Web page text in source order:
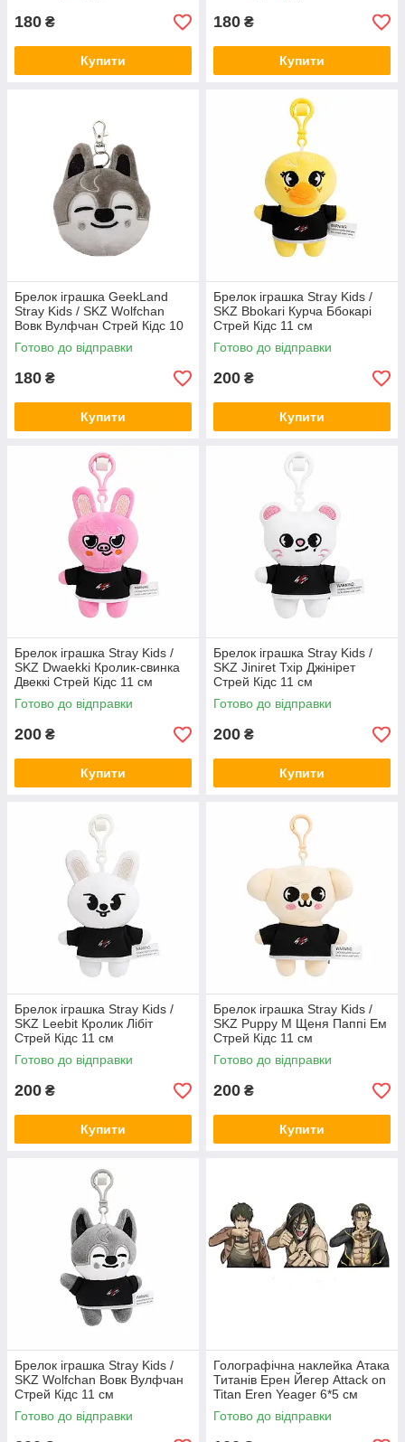
180 ₴
Купити
180 ₴
Купити
Брелок іграшка GeekLand
Stray Kids / SKZ Wolfchan
Вовк Вулфчан Стрей Кідс 10
см G SKZ04
Готово до відправки
180 ₴
Купити
Брелок іграшка Stray Kids /
SKZ Bbokari Курча Ббокарі
Стрей Кідс 11 см
Готово до відправки
200 ₴
Купити
Брелок іграшка Stray Kids /
SKZ Dwaekki Кролик-свинка
Двеккі Стрей Кідс 11 см
Готово до відправки
200 ₴
Купити
Брелок іграшка Stray Kids /
SKZ Jiniret Тхір Джінірет
Стрей Кідс 11 см
Готово до відправки
200 ₴
Купити
Брелок іграшка Stray Kids /
SKZ Leebit Кролик Лібіт
Стрей Кідс 11 см
Готово до відправки
200 ₴
Купити
Брелок іграшка Stray Kids /
SKZ Puppy M Щеня Паппі Ем
Стрей Кідс 11 см
Готово до відправки
200 ₴
Купити
Брелок іграшка Stray Kids /
SKZ Wolfchan Вовк Вулфчан
Стрей Кідс 11 см
Готово до відправки
Голографічна наклейка Атака
Титанів Ерен Йегер Attack on
Titan Eren Yeager 6*5 см
Готово до відправки